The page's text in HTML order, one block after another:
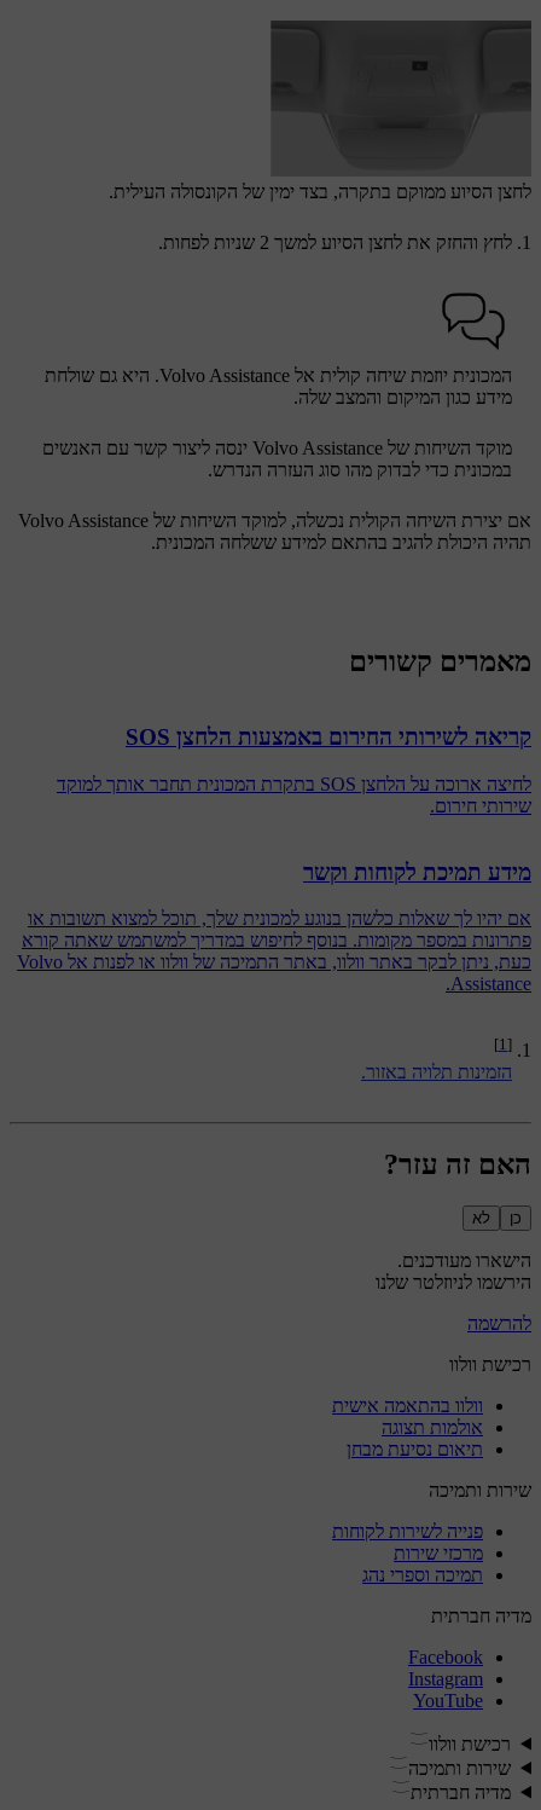
לחצן הסיוע ממוקם בתקרה, בצד ימין של הקונסולה העילית.
לחץ והחזק את לחצן הסיוע למשך 2 שניות לפחות.
המכונית יוזמת שיחה קולית אל Volvo Assistance. היא גם שולחת
מידע כגון המיקום והמצב שלה.
מוקד השיחות של Volvo Assistance ינסה ליצור קשר עם האנשים
במכונית כדי לבדוק מהו סוג העזרה הנדרש.
אם יצירת השיחה הקולית נכשלה, למוקד השיחות של Volvo Assistance
תהיה היכולת להגיב בהתאם למידע ששלחה המכונית.
[1]
הזמינות תלויה באזור.
מאמרים קשורים
קריאה לשירותי החירום באמצעות הלחצן SOS
לחיצה ארוכה על הלחצן SOS בתקרת המכונית תחבר אותך למוקד
שירותי חירום.
מידע תמיכת לקוחות וקשר
אם יהיו לך שאלות כלשהן בנוגע למכונית שלך, תוכל למצוא תשובות או
פתרונות במספר מקומות. בנוסף לחיפוש במדריך למשתמש שאתה קורא
כעת, ניתן לבקר באתר וולוו, באתר התמיכה של וולוו או לפנות אל Volvo
Assistance.
האם זה עזר?
כן לא